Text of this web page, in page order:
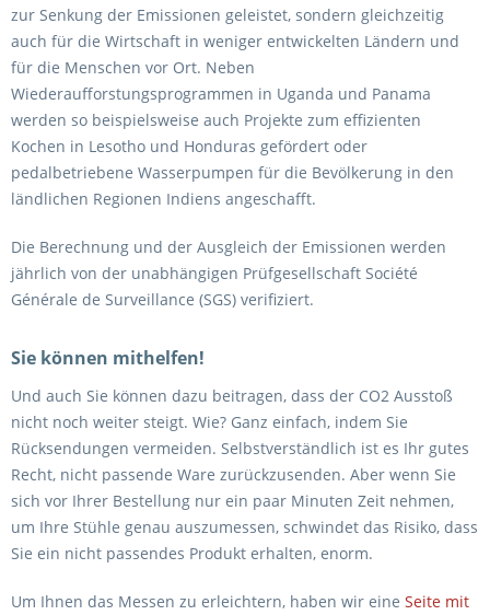
zur Senkung der Emissionen geleistet, sondern gleichzeitig
auch für die Wirtschaft in weniger entwickelten Ländern und
für die Menschen vor Ort. Neben
Wiederaufforstungsprogrammen in Uganda und Panama
werden so beispielsweise auch Projekte zum effizienten
Kochen in Lesotho und Honduras gefördert oder
pedalbetriebene Wasserpumpen für die Bevölkerung in den
ländlichen Regionen Indiens angeschafft.
Die Berechnung und der Ausgleich der Emissionen werden
jährlich von der unabhängigen Prüfgesellschaft Société
Générale de Surveillance (SGS) verifiziert.
Sie können mithelfen!
Und auch Sie können dazu beitragen, dass der CO2 Ausstoß
nicht noch weiter steigt. Wie? Ganz einfach, indem Sie
Rücksendungen vermeiden. Selbstverständlich ist es Ihr gutes
Recht, nicht passende Ware zurückzusenden. Aber wenn Sie
sich vor Ihrer Bestellung nur ein paar Minuten Zeit nehmen,
um Ihre Stühle genau auszumessen, schwindet das Risiko, dass
Sie ein nicht passendes Produkt erhalten, enorm.
Um Ihnen das Messen zu erleichtern, haben wir eine Seite mit